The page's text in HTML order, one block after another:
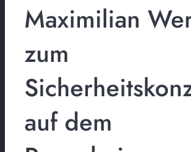
Maximilian
zum
auf dem